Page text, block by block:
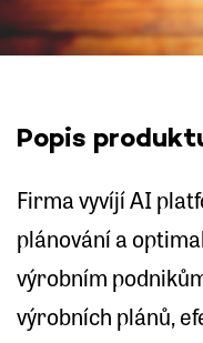
Popis
Firma vyvíjí AI
plánování a
výrobním
výrobních plánů,